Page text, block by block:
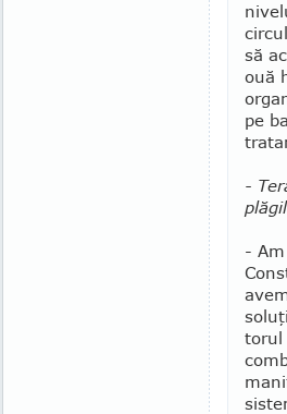
să
ouă
pe
-
-
torul